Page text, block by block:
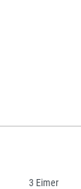
3 Eimer